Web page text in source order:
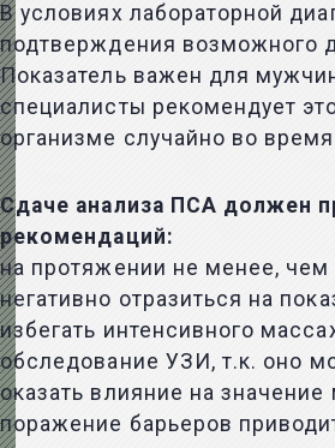
В условиях лабораторной
подтверждения возможного
Показатель важен для
специалисты рекомендует
организме случайно во
Сдаче анализа ПСА должен
рекомендаций:
на протяжении не менее, чем
негативно отразиться на
избегать интенсивного
обследование УЗИ, т.к. оно
оказать влияние на
поражение барьеров